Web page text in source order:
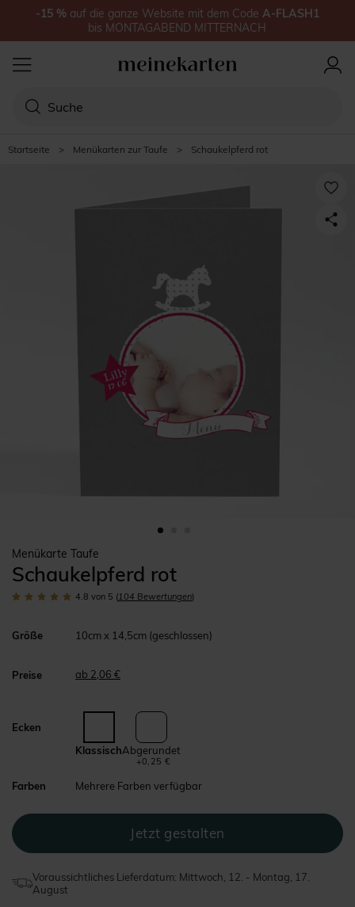
Startseite > Menükarten zur Taufe > Schaukelpferd rot
Menükarte Taufe
Schaukelpferd rot
4.8 von 5 (104 Bewertungen)
Größe 10cm x 14,5cm (geschlossen)
Preise ab 2,06 €
Ecken
KlassischAbgerundet
+0,25 €
Farben Mehrere Farben verfügbar
Voraussichtliches Lieferdatum: Mittwoch, 12. - Montag, 17.
August
-15 % auf die ganze Website mit dem Code A-FLASH1
bis MONTAGABEND MITTERNACH